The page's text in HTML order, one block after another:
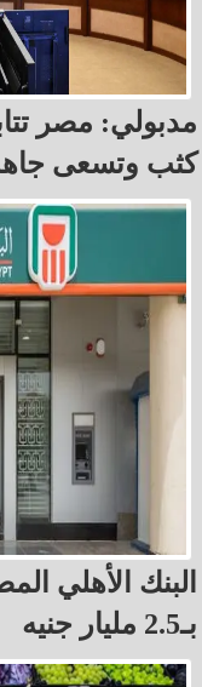
مدبولي: مصر
كثب وتسعى
البنك الأهلي
بـ2.5 مليار جنيه